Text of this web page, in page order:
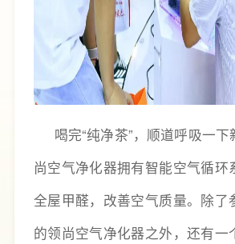
喝完“纯净茶”，顺道呼吸一下
尚空气净化器拥有智能空气循环
全屋甲醛，改善空气质量。除了
的领尚空气净化器之外，还有一